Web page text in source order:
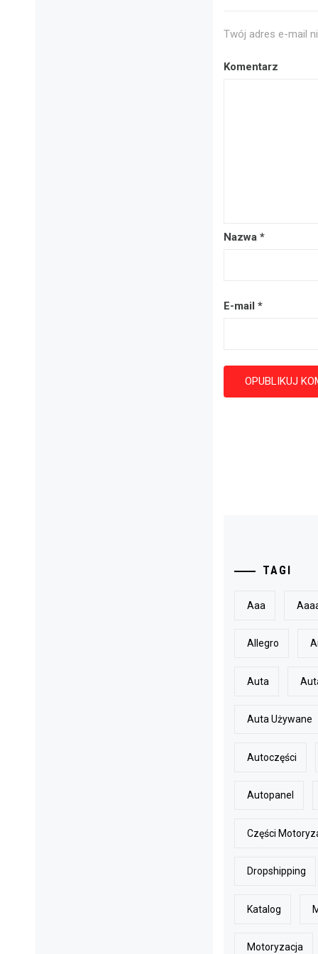
Twój adres e-mail
Komentarz
Nazwa *
E-mail *
TAGI
Aaa
Allegro
Auta
Auta Używane
Autoczęści
Autopanel
Części
Dropshipping
Katalog
Motoryzacja